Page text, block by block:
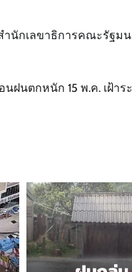
ำนักเลขาธิการคณะรัฐม
นฝนตกหนัก 15 พ.ค. เฝ้า